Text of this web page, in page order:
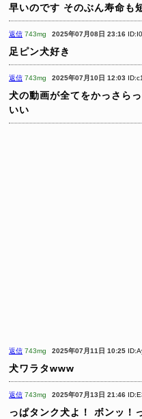
早いのです そのぶん寿命も
返信 743mg 2025年07月08日 23:16
足ピン犬好き
返信 743mg 2025年07月10日 12:03
犬の動画が全てをかっさらっ
いい
返信 743mg 2025年07月11日 10:25
犬ワラタwww
返信 743mg 2025年07月13日 21:46
っぱタンク犬よ！ ボンッ！